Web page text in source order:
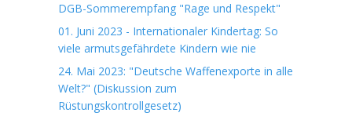
DGB-Sommerempfang "Rage und Respekt"
01. Juni 2023 - Internationaler Kindertag: So
viele armutsgefährdete Kindern wie nie
24. Mai 2023: "Deutsche Waffenexporte in alle
Welt?" (Diskussion zum
Rüstungskontrollgesetz)